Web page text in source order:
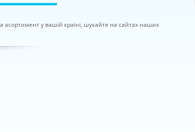
асортимент у вашій країні, шукайте на сайтах наших